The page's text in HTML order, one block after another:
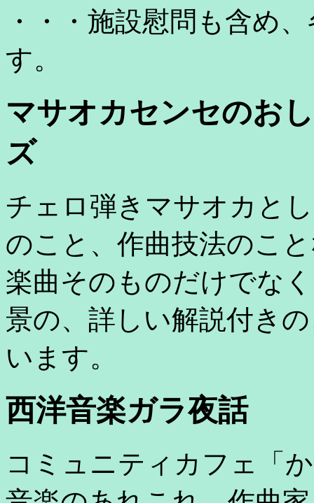
・・・施設慰問も含め
す。
マサオカセンセのお
ズ
チェロ弾きマサオカと
のこと、作曲技法のこ
楽曲そのものだけでな
景の、詳しい解説付き
います。
西洋音楽ガラ夜話
コミュニティカフェ「